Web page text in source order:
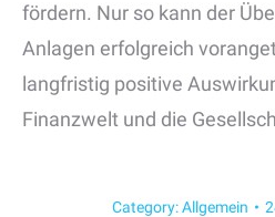
fördern. Nur so kann der
Anlagen erfolgreich
langfristig positive
Finanzwelt und die
Category:Allgemein